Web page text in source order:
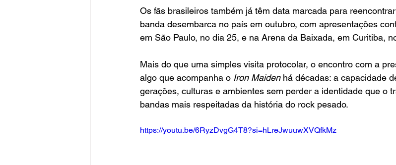
Os fãs brasileiros também já têm data marcada para
banda desembarca no país em outubro, com apresentações
em São Paulo, no dia 25, e na Arena da Baixada, em Curitiba,
Mais do que uma simples visita protocolar, o encontro com a
algo que acompanha o Iron Maiden há décadas: a capacidade
gerações, culturas e ambientes sem perder a identidade que o
bandas mais respeitadas da história do rock pesado.
https://youtu.be/6RyzDvgG4T8?si=hLreJwuuwXVQfkMz